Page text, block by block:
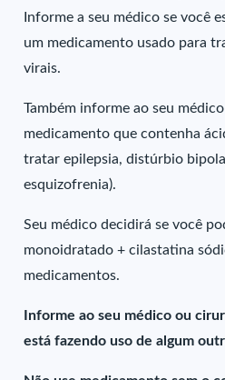
Informe a seu médico se você
um medicamento usado para
virais.
Também informe ao seu
medicamento que contenha
tratar epilepsia, distúrbio
esquizofrenia).
Seu médico decidirá se você
monoidratado + cilastatina
medicamentos.
Informe ao seu médico ou
está fazendo uso de algum